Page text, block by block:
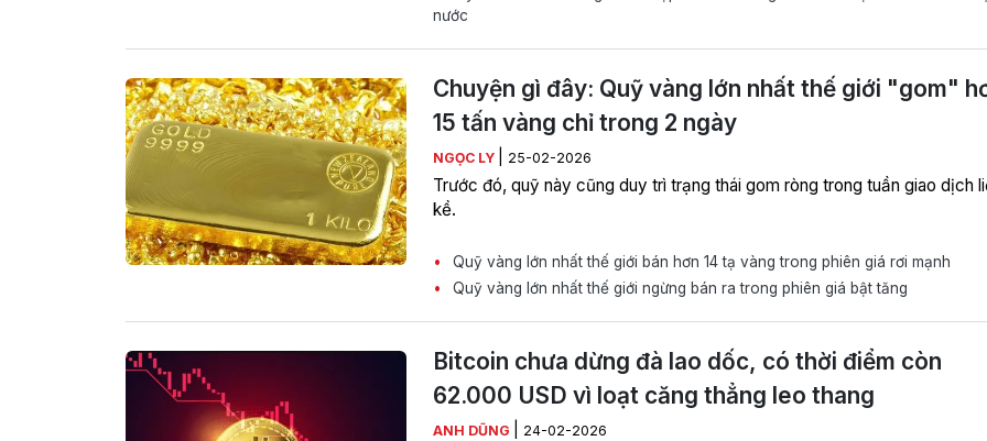
nước
Chuyện gì đây: Quỹ vàng lớn nhất thế giới "gom"
15 tấn vàng chỉ trong 2 ngày
NGỌC LY 25-02-2026
Trước đó, quỹ này cũng duy trì trạng thái gom ròng trong tuần giao dịch
kề.
Quỹ vàng lớn nhất thế giới bán hơn 14 tạ vàng trong phiên giá rơi mạnh
Quỹ vàng lớn nhất thế giới ngừng bán ra trong phiên giá bật tăng
Bitcoin chưa dừng đà lao dốc, có thời điểm còn
62.000 USD vì loạt căng thẳng leo thang
ANH DŨNG 24-02-2026